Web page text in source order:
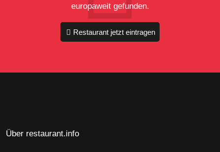
europaweit gefunden.
Restaurant jetzt eintragen
Über restaurant.info